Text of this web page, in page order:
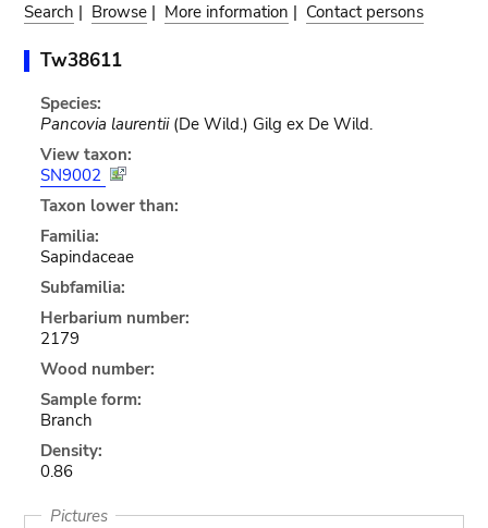
Search | Browse | More information | Contact persons
Tw38611
Species:
Pancovia laurentii(De Wild.) Gilg ex De Wild.
View taxon:
SN9002
Taxon lower than:
Familia:
Sapindaceae
Subfamilia:
Herbarium number:
2179
Wood number:
Sample form:
Branch
Density:
0.86
Pictures